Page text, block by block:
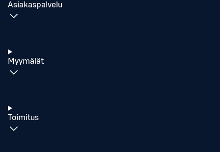
Asiakaspalvelu
Myymälät
Toimitus